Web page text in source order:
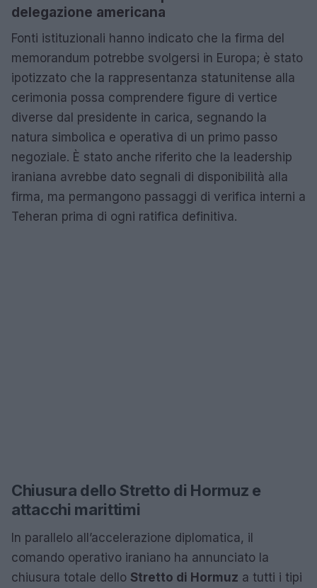
delegazione americana
Fonti istituzionali hanno indicato che la firma del
memorandum potrebbe svolgersi in Europa; è stato
ipotizzato che la rappresentanza statunitense alla
cerimonia possa comprendere figure di vertice
diverse dal presidente in carica, segnando la
natura simbolica e operativa di un primo passo
negoziale. È stato anche riferito che la leadership
iraniana avrebbe dato segnali di disponibilità alla
firma, ma permangono passaggi di verifica interni a
Teheran prima di ogni ratifica definitiva.
Chiusura dello Stretto di Hormuz e
attacchi marittimi
In parallelo all’accelerazione diplomatica, il
comando operativo iraniano ha annunciato la
chiusura totale dello Stretto di Hormuz a tutti i tipi